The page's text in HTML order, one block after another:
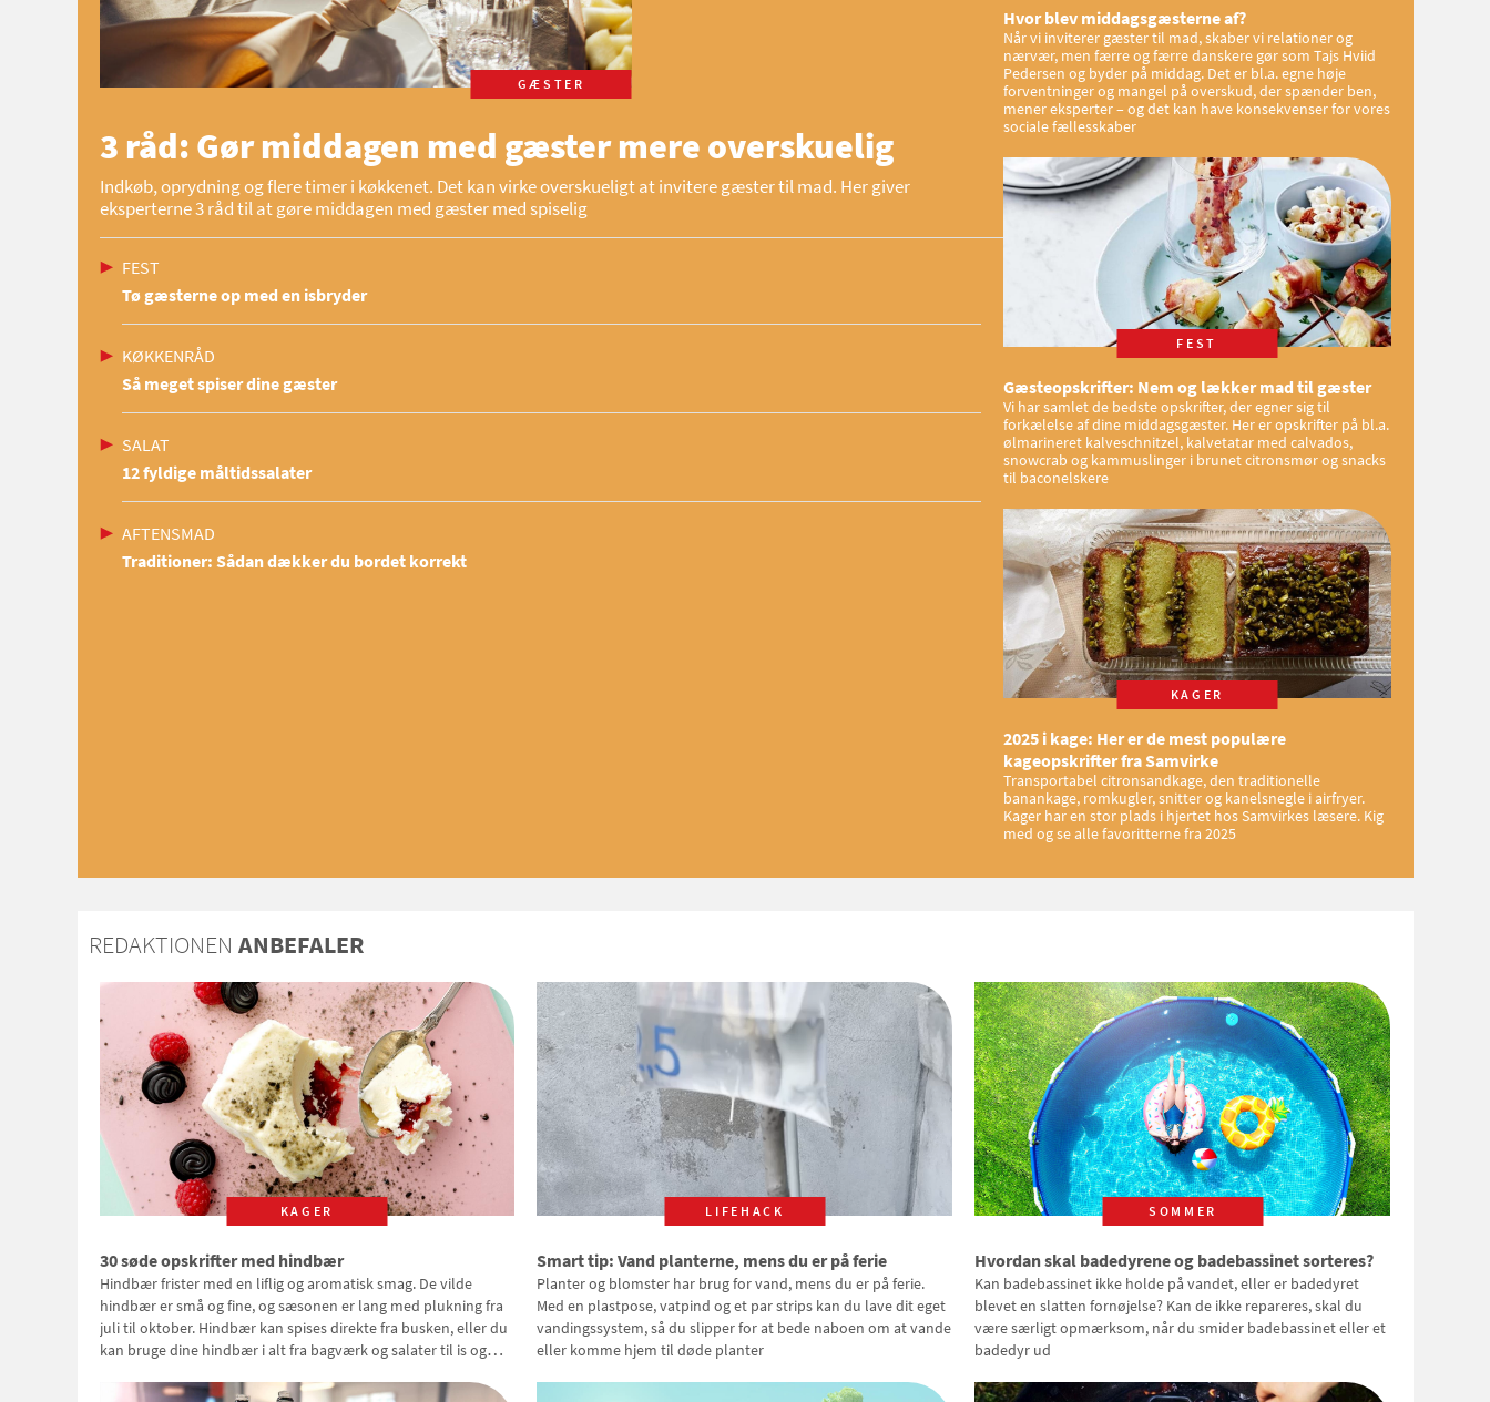
GÆSTER
3 råd: Gør middagen med gæster mere overskuelig
Indkøb, oprydning og flere timer i køkkenet. Det kan virke overskueligt at invitere gæster til mad. Her giver
eksperterne 3 råd til at gøre middagen med gæster med spiselig
FEST
Tø gæsterne op med en isbryder
KØKKENRÅD
Så meget spiser dine gæster
SALAT
12 fyldige måltidssalater
AFTENSMAD
Traditioner: Sådan dækker du bordet korrekt
Hvor blev middagsgæsterne af?
Når vi inviterer gæster til mad, skaber vi relationer og
nærvær, men færre og færre danskere gør som Tajs Hviid
Pedersen og byder på middag. Det er bl.a. egne høje
forventninger og mangel på overskud, der spænder ben,
mener eksperter – og det kan have konsekvenser for vores
sociale fællesskaber
FEST
Gæsteopskrifter: Nem og lækker mad til gæster
Vi har samlet de bedste opskrifter, der egner sig til
forkælelse af dine middagsgæster. Her er opskrifter på bl.a.
ølmarineret kalveschnitzel, kalvetatar med calvados,
snowcrab og kammuslinger i brunet citronsmør og snacks
til baconelskere
KAGER
2025 i kage: Her er de mest populære
kageopskrifter fra Samvirke
Transportabel citronsandkage, den traditionelle
banankage, romkugler, snitter og kanelsnegle i airfryer.
Kager har en stor plads i hjertet hos Samvirkes læsere. Kig
med og se alle favoritterne fra 2025
REDAKTIONEN ANBEFALER
KAGER
30 søde opskrifter med hindbær
Hindbær frister med en liflig og aromatisk smag. De vilde
hindbær er små og fine, og sæsonen er lang med plukning fra
juli til oktober. Hindbær kan spises direkte fra busken, eller du
kan bruge dine hindbær i alt fra bagværk og salater til is og
LIFEHACK
Smart tip: Vand planterne, mens du er på ferie
Planter og blomster har brug for vand, mens du er på ferie.
Med en plastpose, vatpind og et par strips kan du lave dit eget
vandingssystem, så du slipper for at bede naboen om at vande
eller komme hjem til døde planter
SOMMER
Hvordan skal badedyrene og badebassinet sorteres?
Kan badebassinet ikke holde på vandet, eller er badedyret
blevet en slatten fornøjelse? Kan de ikke repareres, skal du
være særligt opmærksom, når du smider badebassinet eller et
badedyr ud